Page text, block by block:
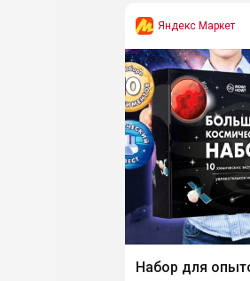
Яндекс Маркет
Набор для